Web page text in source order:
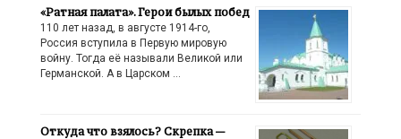
«Ратная палата». Герои былых побед
110 лет назад, в августе 1914-го,
Россия вступила в Первую мировую
войну. Тогда её называли Великой или
Германской. А в Царском …
Откуда что взялось? Скрепка —